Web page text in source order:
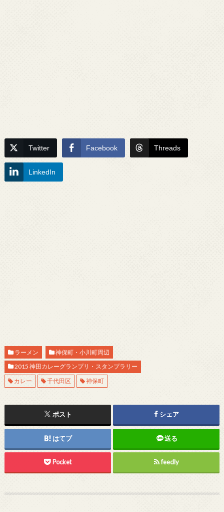
Twitter Facebook Threads
LinkedIn
ラーメン
神保町・小川町周辺
2015 神田カレーグランプリ・スタンプラリー
カレー
千代田区 神保町
ポスト シェア
はてブ 送る
Pocket feedly